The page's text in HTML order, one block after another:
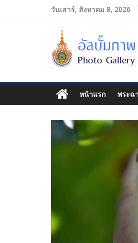
วันเสาร์, สิงหาคม 8, 2026
หน้าแรก พระฉ